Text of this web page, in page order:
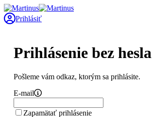
Prihlásiť
Prihlásenie bez hesla
Pošleme vám odkaz, ktorým sa prihlásite.
E-mail
Zapamätať prihlásenie